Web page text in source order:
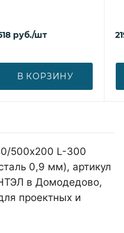
руб./шт
В КОРЗИНУ
500х200 L-300
0,9 мм), артикул
в Домодедово,
проектных и